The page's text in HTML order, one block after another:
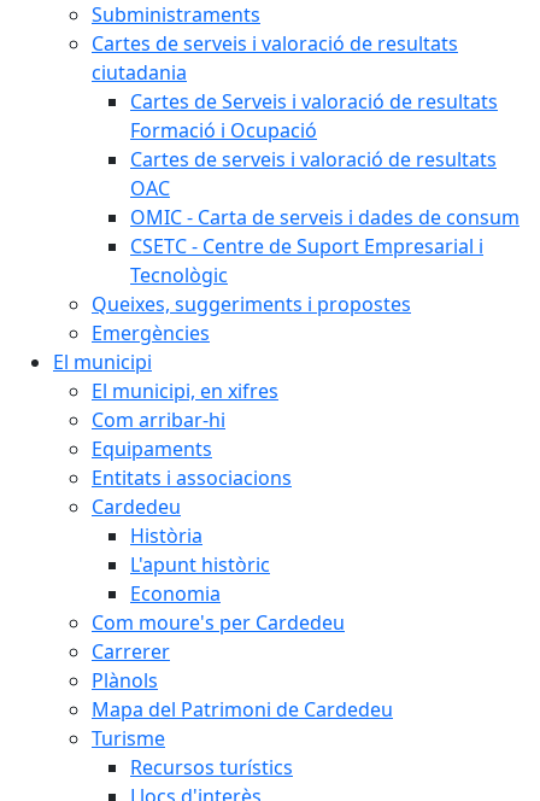
Subministraments
Cartes de serveis i valoració de resultats
ciutadania
Cartes de Serveis i valoració de resultats
Formació i Ocupació
Cartes de serveis i valoració de resultats
OAC
OMIC - Carta de serveis i dades de consum
CSETC - Centre de Suport Empresarial i
Tecnològic
Queixes, suggeriments i propostes
Emergències
El municipi
El municipi, en xifres
Com arribar-hi
Equipaments
Entitats i associacions
Cardedeu
Història
L'apunt històric
Economia
Com moure's per Cardedeu
Carrerer
Plànols
Mapa del Patrimoni de Cardedeu
Turisme
Recursos turístics